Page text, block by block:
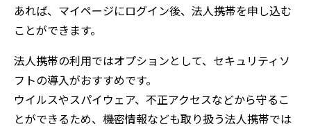
あれば、マイページにログイン後、法人携帯を申し込む
ことができます。
法人携帯の利用ではオプションとして、セキュリティソ
フトの導入がおすすめです。
ウイルスやスパイウェア、不正アクセスなどから守るこ
とができるため、機密情報なども取り扱う法人携帯では